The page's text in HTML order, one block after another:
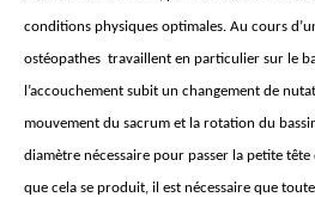
conditions physiques optimales. Au cours
ostéopathes travaillent en particulier sur le
l’accouchement subit un changement de
mouvement du sacrum et la rotation du
diamètre nécessaire pour passer la petite
que cela se produit, il est nécessaire que